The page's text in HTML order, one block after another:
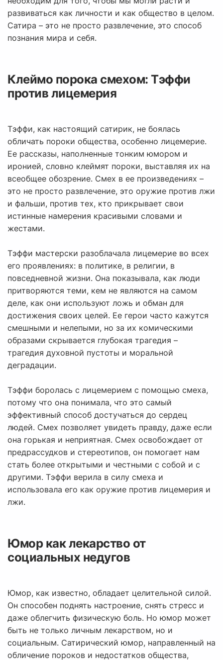
развиваться как личности и как общество в целом.
Сатира – это не просто развлечение, это способ
познания мира и себя.
Клеймо порока смехом: Тэффи
против лицемерия
Тэффи, как настоящий сатирик, не боялась
обличать пороки общества, особенно лицемерие.
Ее рассказы, наполненные тонким юмором и
иронией, словно клеймят пороки, выставляя их на
всеобщее обозрение. Смех в ее произведениях –
это не просто развлечение, это оружие против лжи
и фальши, против тех, кто прикрывает свои
истинные намерения красивыми словами и
жестами.
Тэффи мастерски разоблачала лицемерие во всех
его проявлениях: в политике, в религии, в
повседневной жизни. Она показывала, как люди
притворяются теми, кем не являются на самом
деле, как они используют ложь и обман для
достижения своих целей. Ее герои часто кажутся
смешными и нелепыми, но за их комическими
образами скрывается глубокая трагедия –
трагедия духовной пустоты и моральной
деградации.
Тэффи боролась с лицемерием с помощью смеха,
потому что она понимала, что это самый
эффективный способ достучаться до сердец
людей. Смех позволяет увидеть правду, даже если
она горькая и неприятная. Смех освобождает от
предрассудков и стереотипов, он помогает нам
стать более открытыми и честными с собой и с
другими. Тэффи верила в силу смеха и
использовала его как оружие против лицемерия и
лжи.
Юмор как лекарство от
социальных недугов
Юмор, как известно, обладает целительной силой.
Он способен поднять настроение, снять стресс и
даже облегчить физическую боль. Но юмор может
быть не только личным лекарством, но и
социальным. Сатирический юмор, направленный на
обличение пороков и недостатков общества,